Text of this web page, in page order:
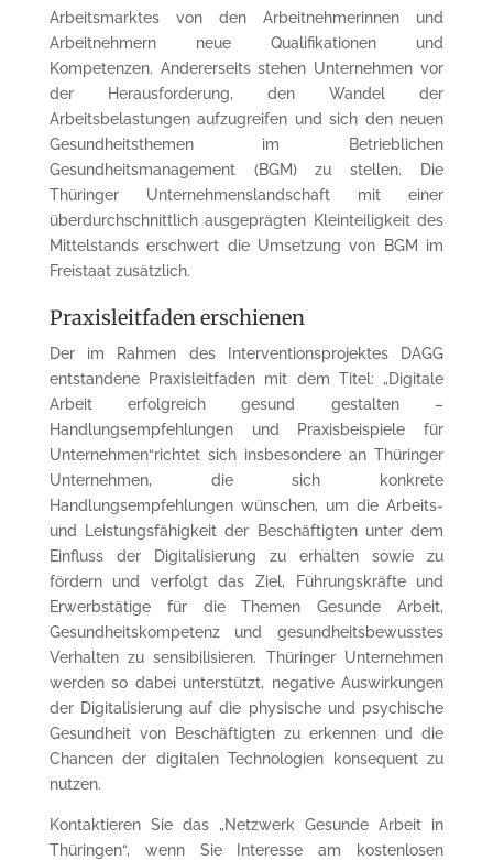
Arbeitsmarktes von den Arbeitnehmerinnen und
Arbeitnehmern neue Qualifikationen und
Kompetenzen. Andererseits stehen Unternehmen vor
der Herausforderung, den Wandel der
Arbeitsbelastungen aufzugreifen und sich den neuen
Gesundheitsthemen im Betrieblichen
Gesundheitsmanagement (BGM) zu stellen. Die
Thüringer Unternehmenslandschaft mit einer
überdurchschnittlich ausgeprägten Kleinteiligkeit des
Mittelstands erschwert die Umsetzung von BGM im
Freistaat zusätzlich.
Praxisleitfaden erschienen
Der im Rahmen des Interventionsprojektes DAGG
entstandene Praxisleitfaden mit dem Titel: „Digitale
Arbeit erfolgreich gesund gestalten –
Handlungsempfehlungen und Praxisbeispiele für
Unternehmen“richtet sich insbesondere an Thüringer
Unternehmen, die sich konkrete
Handlungsempfehlungen wünschen, um die Arbeits-
und Leistungsfähigkeit der Beschäftigten unter dem
Einfluss der Digitalisierung zu erhalten sowie zu
fördern und verfolgt das Ziel, Führungskräfte und
Erwerbstätige für die Themen Gesunde Arbeit,
Gesundheitskompetenz und gesundheitsbewusstes
Verhalten zu sensibilisieren. Thüringer Unternehmen
werden so dabei unterstützt, negative Auswirkungen
der Digitalisierung auf die physische und psychische
Gesundheit von Beschäftigten zu erkennen und die
Chancen der digitalen Technologien konsequent zu
nutzen.
Kontaktieren Sie das „Netzwerk Gesunde Arbeit in
Thüringen“, wenn Sie Interesse am kostenlosen